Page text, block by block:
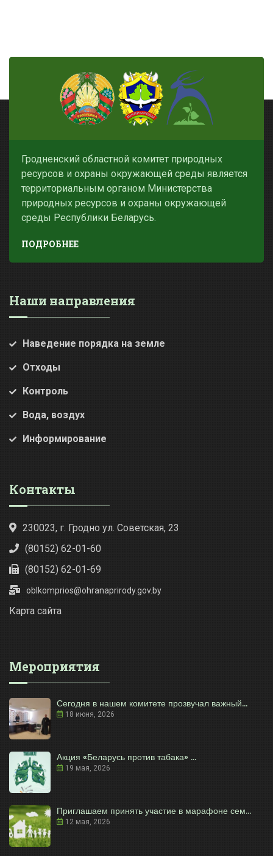
Гродненский областной комитет природных
ресурсов и охраны окружающей среды является
территориальным органом Министерства
природных ресурсов и охраны окружающей
среды Республики Беларусь.
ПОДРОБНЕЕ
Наши направления
Наведение порядка на земле
Отходы
Контроль
Вода, воздух
Информирование
Контакты
230023, г. Гродно ул. Советская, 23
(80152) 62-01-60
(80152) 62-01-69
oblkomprios@ohranaprirody.gov.by
Карта сайта
Мероприятия
Сегодня в нашем комитете прозвучал важный...
18 июня, 2026
Акция «Беларусь против табака» ...
19 мая, 2026
Приглашаем принять участие в марафоне сем...
12 мая, 2026